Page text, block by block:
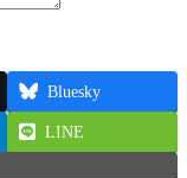
Bluesky
LINE